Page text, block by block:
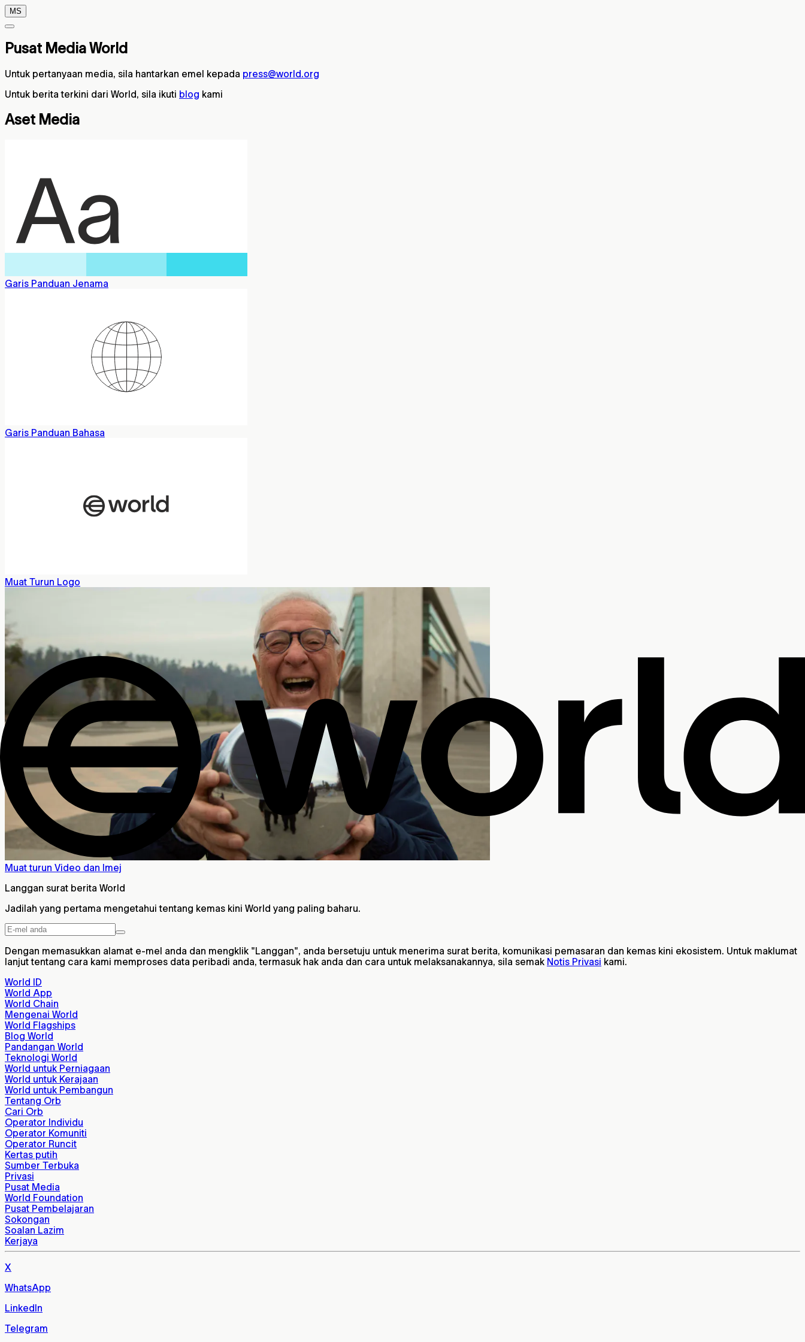
MS
Pusat Media World
Untuk pertanyaan media, sila hantarkan emel kepada press@world.org
Untuk berita terkini dari World, sila ikuti blog kami
Aset Media
Garis Panduan Jenama
Garis Panduan Bahasa
Muat Turun Logo
Muat turun Video dan Imej
Langgan surat berita World
Jadilah yang pertama mengetahui tentang kemas kini World yang paling baharu.
Dengan memasukkan alamat e-mel anda dan mengklik "Langgan", anda bersetuju untuk menerima surat berita, komunikasi pemasaran dan kemas kini ekosistem. Untuk maklumat
lanjut tentang cara kami memproses data peribadi anda, termasuk hak anda dan cara untuk melaksanakannya, sila semak Notis Privasi kami.
World ID
World App
World Chain
Mengenai World
World Flagships
Blog World
Pandangan World
Teknologi World
World untuk Perniagaan
World untuk Kerajaan
World untuk Pembangun
Tentang Orb
Cari Orb
Operator Individu
Operator Komuniti
Operator Runcit
Kertas putih
Sumber Terbuka
Privasi
Pusat Media
World Foundation
Pusat Pembelajaran
Sokongan
Soalan Lazim
Kerjaya
X
WhatsApp
LinkedIn
Telegram